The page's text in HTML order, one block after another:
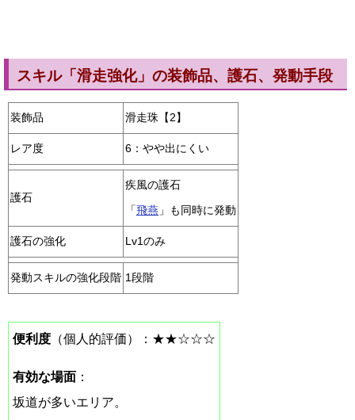
スキル「滑走強化」の装飾品、護石、発動手段
装飾品 滑走珠【2】
レア度 6：やや出にくい
護石
疾風の護石
「 飛燕 」も同時に発動
護石の強化 Lv1のみ
発動スキルの強化段階 1段階
便利度 （個人的評価）：★★☆☆☆
有効な場面 ：
坂道が多いエリア。